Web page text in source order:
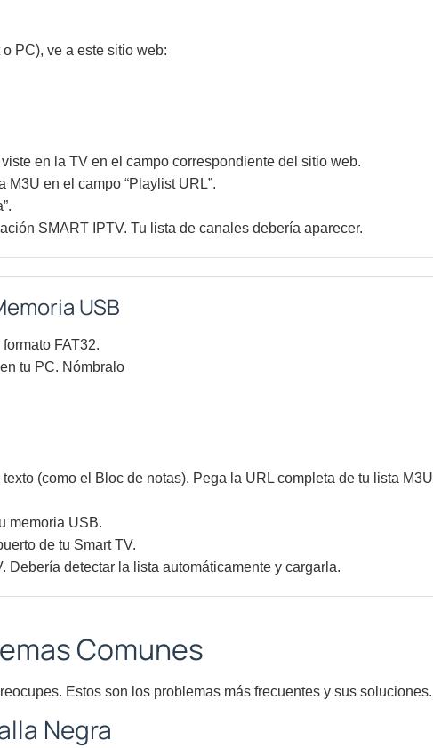
PC), ve a este sitio web:
en la TV en el campo correspondiente del sitio web.
M3U en el campo “Playlist URL”.
SMART IPTV. Tu lista de canales debería aparecer.
USB
FAT32.
tu PC. Nómbralo
(como el Bloc de notas). Pega la URL completa de tu lista M3U
memoria USB.
de tu Smart TV.
Debería detectar la lista automáticamente y cargarla.
Comunes
Estos son los problemas más frecuentes y sus soluciones.
Negra